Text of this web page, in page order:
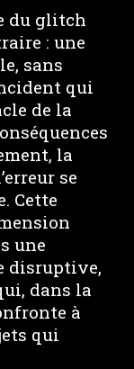
du glitch
: une
sans
qui
de la
la
se
Cette
une
disruptive,
dans la
à
qui